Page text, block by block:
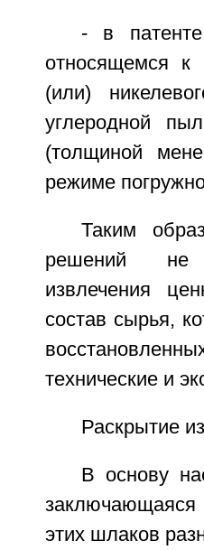
- в
относящемся к
(или)
углеродной
(толщиной
режиме
Таким
решений не
извлечения
состав сырья,
технические и
Раскрытие
В основу
этих шлаков